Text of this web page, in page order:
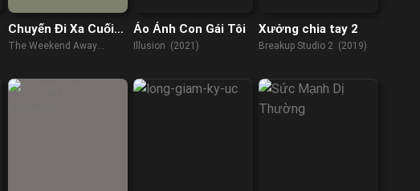
Chuyến Đi Xa Cuối
Tuần
The Weekend Away
Ảo Ảnh Con Gái Tôi
Illusion (2021)
Xưởng chia tay 2
Breakup Studio 2 (2019)